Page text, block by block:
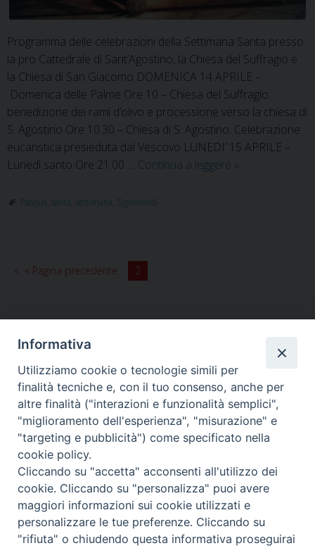
Programma delle celebrazioni della Settimana Santa presso
la pro Cattedrale di Sant’Agostino, la Chiesa del Suffragio e
la Chiesa di San Giacomo DOMENICA 14 APRILE –
Domenica delle Palme Ore 10 – Chiesa del Suffragio:
benedizione dei rami d’olivo e processione verso la chiesa di
S. Agostino Ore 10.30 – Chiesa di S. Agostino: Celebrazione
eucaristica presieduta dal Vescovo LUNEDI’ 15 APRILE –
Lunedì santo Ore 21.00 … Continua a leggere Programma
»
Pasqua santa settimana Sigismondi
« Pagina precedente 2
HOME VESCOVO ORARI MESSE
CURIA VESCOVILE
TUTELA MINORI
UFFICI PASTORALI PERSONE
VITA CONSACRATA
DOCUMENTI
CONTATTI
Copyright © 2018 Diocesi di Foligno /Curia . Piazza Mons. Faloci 3 - 06034
tel. 0742 350473 fax 0742 349021 email: info@diocesidifoligno.it . pec:
diocesidifoligno@pec.it
Informativa
Utilizziamo cookie o tecnologie simili per
finalità tecniche e, con il tuo consenso, anche per
altre finalità ("interazioni e funzionalità semplici",
"miglioramento dell'esperienza", "misurazione" e
"targeting e pubblicità") come specificato nella
cookie policy.
Cliccando su "accetta" acconsenti all'utilizzo dei
cookie. Cliccando su "personalizza" puoi avere
maggiori informazioni sui cookie utilizzati e
personalizzare le tue preferenze. Cliccando su
"rifiuta" o chiudendo questa informativa proseguirai